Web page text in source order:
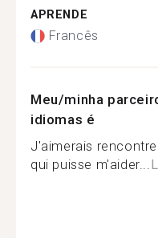
APRENDE
Francês
Meu/minha
idiomas é
J'aimerais
qui puisse m'aider...